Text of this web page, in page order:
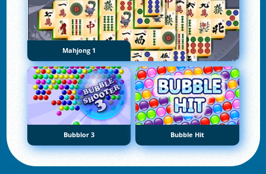
Mahjong 1
Bubblor 3 Bubble Hit